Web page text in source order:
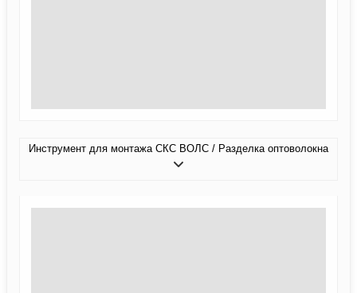
Инструмент для монтажа СКС ВОЛС / Разделка оптоволокна